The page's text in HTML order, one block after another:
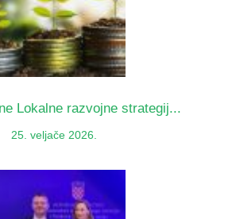
Lokalne razvojne strategij...
25. veljače 2026.